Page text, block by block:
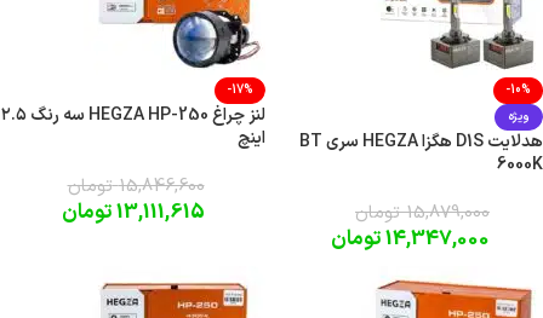
-10%
ویژه
هدلایت D1S هگزا HEGZA سری BT
6000K
15,879,000 تومان
14,347,000تومان
-17%
لنز چراغ HEGZA HP-250 سه رنگ ۲.۵
اینچ
15,846,600 تومان
13,111,615تومان